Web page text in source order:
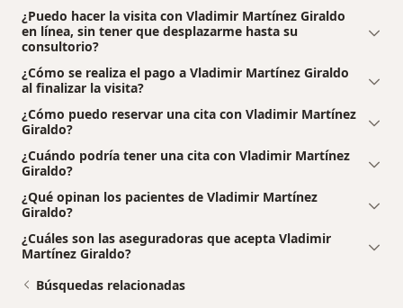
¿Puedo hacer la visita con Vladimir Martínez Giraldo
en línea, sin tener que desplazarme hasta su
consultorio?
¿Cómo se realiza el pago a Vladimir Martínez Giraldo
al finalizar la visita?
¿Cómo puedo reservar una cita con Vladimir Martínez
Giraldo?
¿Cuándo podría tener una cita con Vladimir Martínez
Giraldo?
¿Qué opinan los pacientes de Vladimir Martínez
Giraldo?
¿Cuáles son las aseguradoras que acepta Vladimir
Martínez Giraldo?
Búsquedas relacionadas